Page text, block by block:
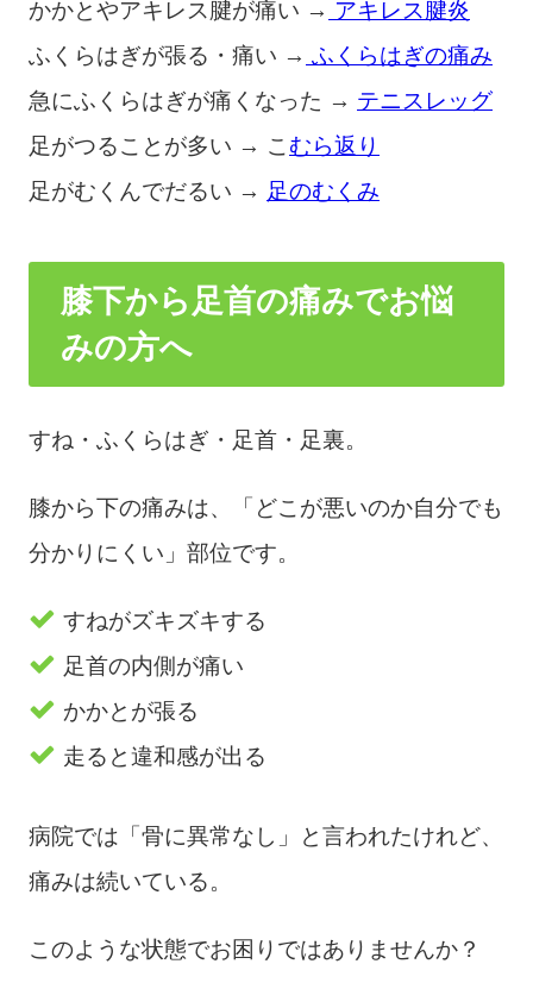
かかとやアキレス腱が痛い → アキレス腱炎
ふくらはぎが張る・痛い → ふくらはぎの痛み
急にふくらはぎが痛くなった → テニスレッグ
足がつることが多い → こ むら返り
足がむくんでだるい → 足のむくみ
膝下から足首の痛みでお悩
みの方へ
すね・ふくらはぎ・足首・足裏。
膝から下の痛みは、「どこが悪いのか自分でも
分かりにくい」部位です。
すねがズキズキする
足首の内側が痛い
かかとが張る
走ると違和感が出る
病院では「骨に異常なし」と言われたけれど、
痛みは続いている。
このような状態でお困りではありませんか？